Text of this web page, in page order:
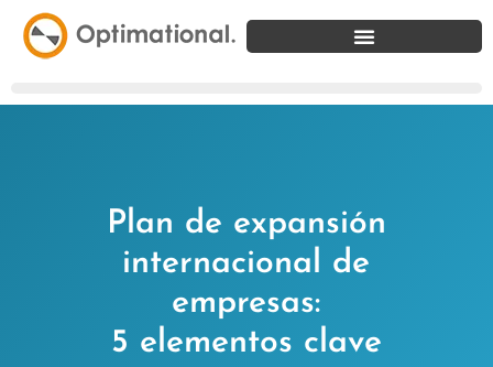
Plan de expansión
internacional de
empresas:
5 elementos clave